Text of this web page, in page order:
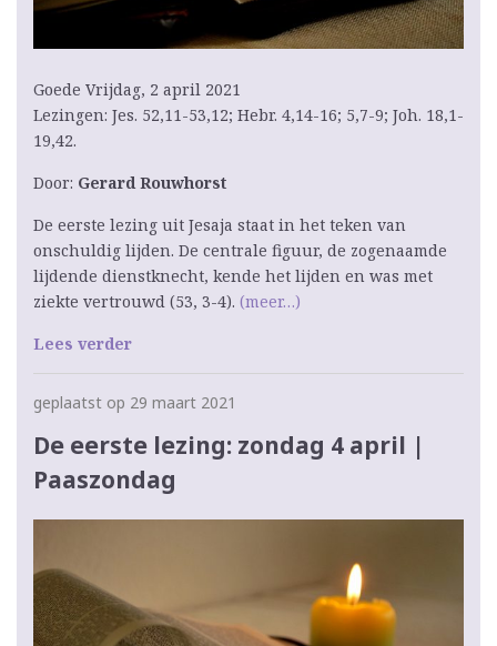
Goede Vrijdag, 2 april 2021
Lezingen: Jes. 52,11-53,12; Hebr. 4,14-16; 5,7-9; Joh. 18,1-
19,42.
Door: Gerard Rouwhorst
De eerste lezing uit Jesaja staat in het teken van
onschuldig lijden. De centrale figuur, de zogenaamde
lijdende dienstknecht, kende het lijden en was met
ziekte vertrouwd (53, 3-4). (meer…)
Lees verder
geplaatst op 29 maart 2021
De eerste lezing: zondag 4 april |
Paaszondag